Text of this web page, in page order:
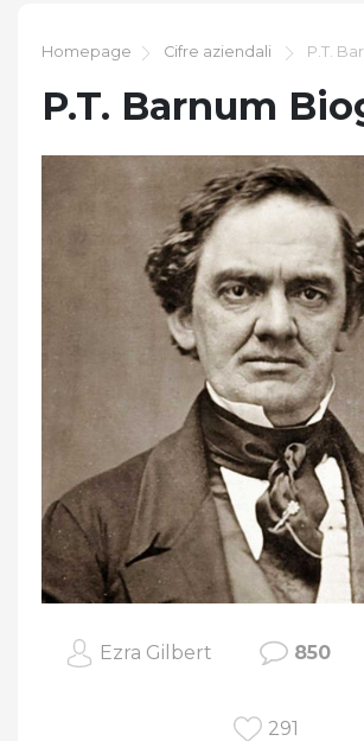
Homepage Cifre aziendali P.T.
P.T. Barnum
Ezra Gilbert 850
291